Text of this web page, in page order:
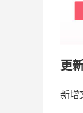
更
新增